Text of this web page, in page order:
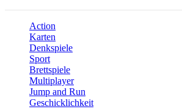
Action
Karten
Denkspiele
Sport
Brettspiele
Multiplayer
Jump and Run
Geschicklichkeit